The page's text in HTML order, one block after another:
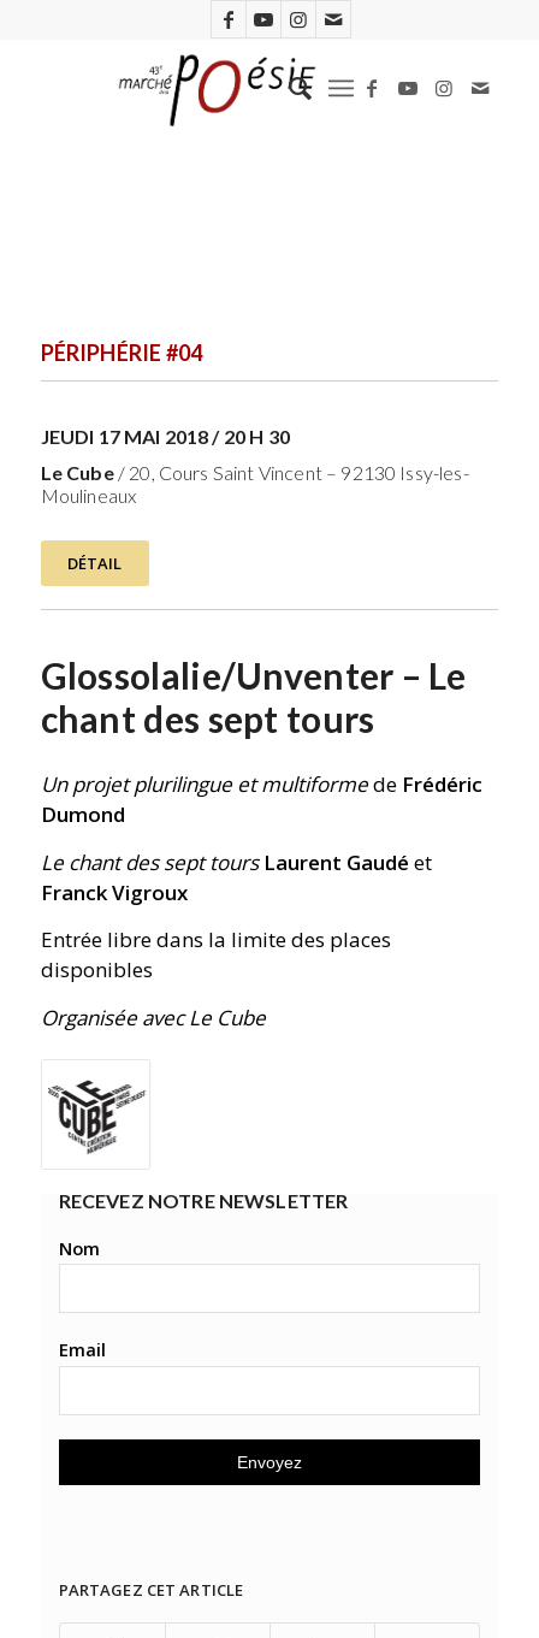
PÉRIPHÉRIE #04
JEUDI 17 MAI 2018 / 20 H 30
Le Cube/ 20, Cours Saint Vincent – 92130 Issy-les-
Moulineaux
DÉTAIL
Glossolalie/Unventer – Le
chant des sept tours
Un projet plurilingue et multiformede Frédéric
Dumond
Le chant des sept tours Laurent Gaudé et
Franck Vigroux
Entrée libre dans la limite des places
disponibles
Organisée avec Le Cube
RECEVEZ NOTRE NEWSLETTER
Nom
Email
PARTAGEZ CET ARTICLE